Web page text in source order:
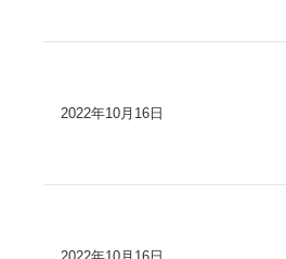
2022年10月16日